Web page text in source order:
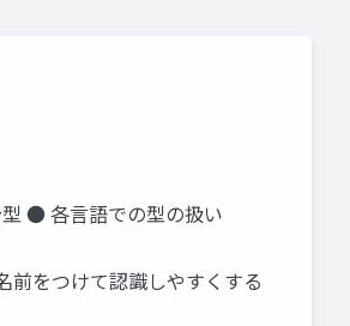
● 各言語での型の扱い
をつけて認識しやすくする